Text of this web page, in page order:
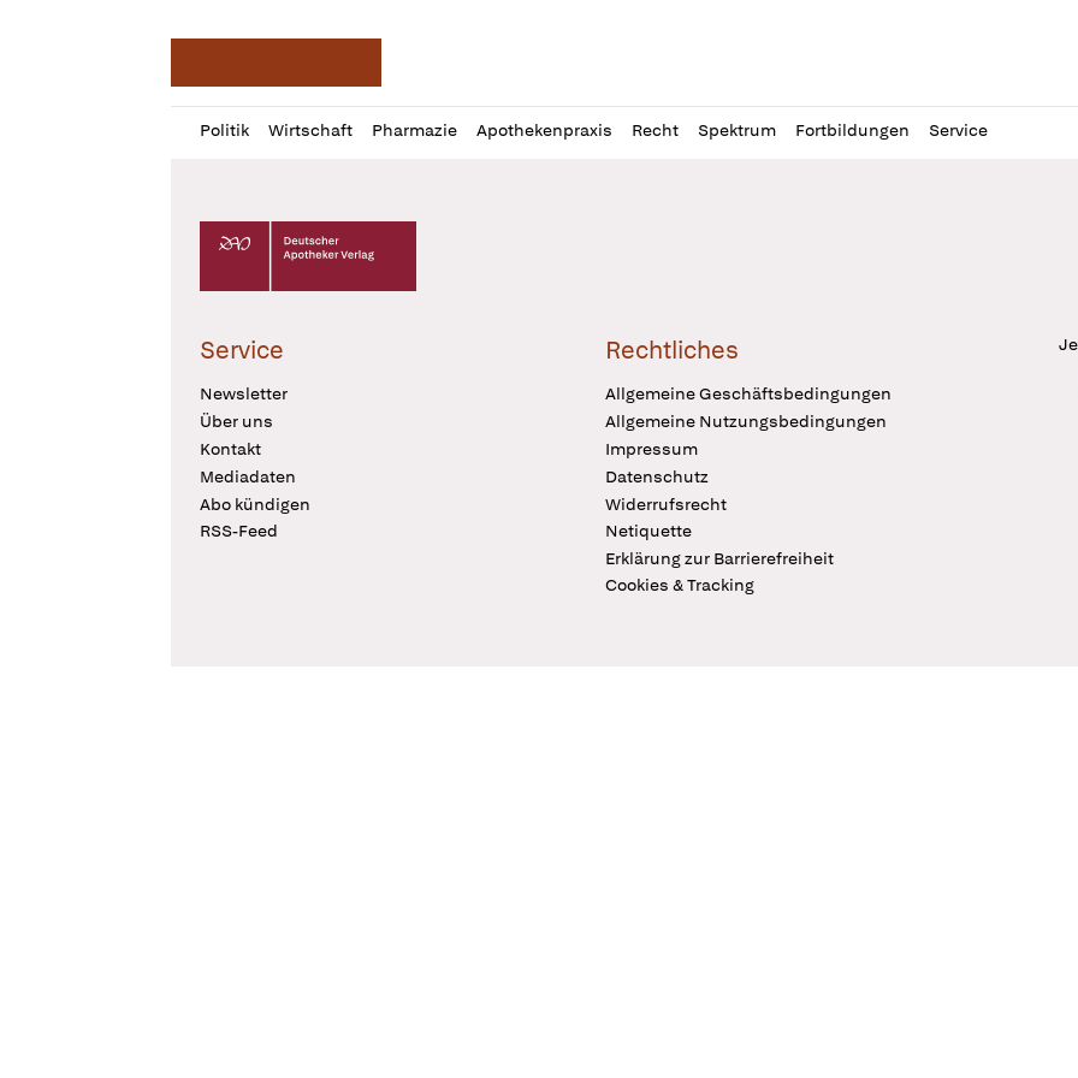
Politik Wirtschaft Pharmazie Apothekenpraxis Recht Spektrum Fortbildungen Service
Profil
öffnen
Daz
Pur
Deutscher Apotheker Verlag Logo
Service
Newsletter
Über uns
Kontakt
Mediadaten
Abo kündigen
RSS-Feed
Rechtliches
Allgemeine Geschäftsbedingungen
Allgemeine Nutzungsbedingungen
Impressum
Datenschutz
Widerrufsrecht
Netiquette
Erklärung zur Barrierefreiheit
Cookies & Tracking